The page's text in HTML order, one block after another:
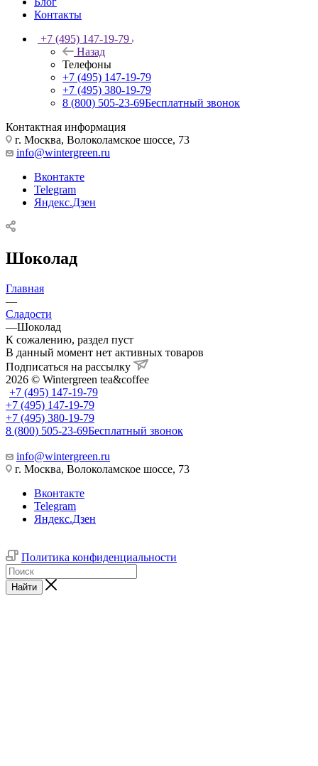
Контакты
+7 (495) 147-19-79
Назад
Телефоны
+7 (495) 147-19-79
+7 (495) 380-19-79
8 (800) 505-23-69Бесплатный звонок
Контактная информация
г. Москва, Волоколамское шоссе, 73
info@wintergreen.ru
Вконтакте
Telegram
Яндекс.Дзен
Шоколад
Главная
—
Сладости
—Шоколад
К сожалению, раздел пуст
В данный момент нет активных товаров
Подписаться на рассылку
2026 © Wintergreen tea&coffee
+7 (495) 147-19-79
+7 (495) 147-19-79
+7 (495) 380-19-79
8 (800) 505-23-69Бесплатный звонок
info@wintergreen.ru
г. Москва, Волоколамское шоссе, 73
Вконтакте
Telegram
Яндекс.Дзен
Политика конфиденциальности
Найти